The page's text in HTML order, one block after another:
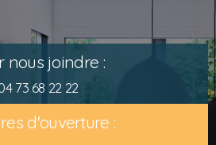
nous joindre :
73 68 22 22
d'ouverture :